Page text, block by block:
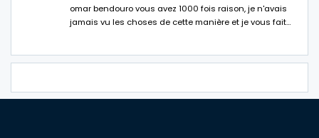
omar bendouro vous avez 1000 fois raison, je n'avais
jamais vu les choses de cette manière et je vous fait…